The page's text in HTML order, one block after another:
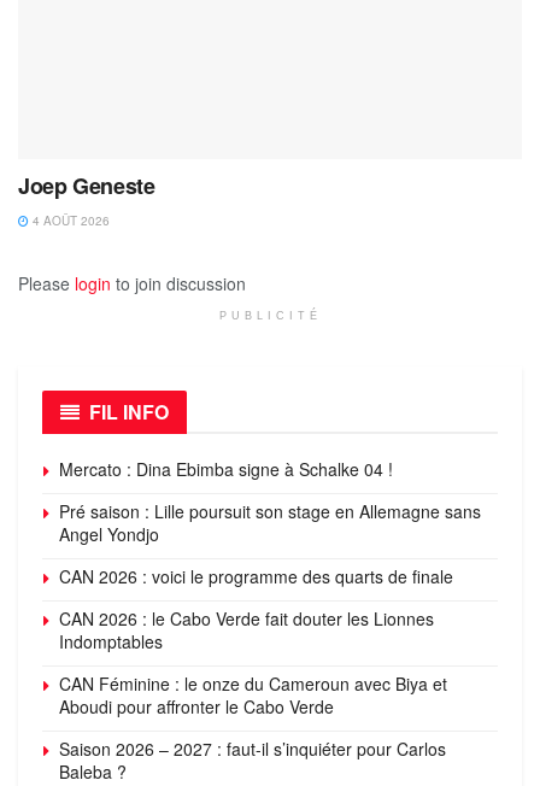
Joep Geneste
4 AOÛT 2026
Please login to join discussion
PUBLICITÉ
FIL INFO
Mercato : Dina Ebimba signe à Schalke 04 !
Pré saison : Lille poursuit son stage en Allemagne sans
Angel Yondjo
CAN 2026 : voici le programme des quarts de finale
CAN 2026 : le Cabo Verde fait douter les Lionnes
Indomptables
CAN Féminine : le onze du Cameroun avec Biya et
Aboudi pour affronter le Cabo Verde
Saison 2026 – 2027 : faut-il s’inquiéter pour Carlos
Baleba ?